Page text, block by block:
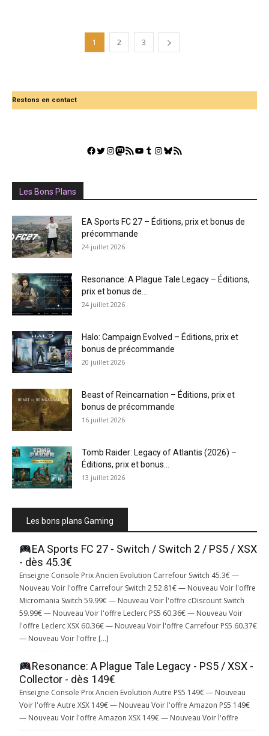
1 2 3
Restons en contact
Facebook
Twitter
Instagram
Mastodon
Flux RSSYouTube
Tumblr
Instagram
Bluesky
GestGame
Les Bons Plans
EA Sports FC 27 – Éditions, prix et bonus de
précommande
24 juillet 2026
Resonance: A Plague Tale Legacy – Éditions,
prix et bonus de...
24 juillet 2026
Halo: Campaign Evolved – Éditions, prix et
bonus de précommande
20 juillet 2026
Beast of Reincarnation – Éditions, prix et
bonus de précommande
16 juillet 2026
Tomb Raider: Legacy of Atlantis (2026) –
Éditions, prix et bonus...
13 juillet 2026
Les bons plans Gaming
EA Sports FC 27 - Switch / Switch 2 / PS5 / XSX
- dès 45.3€
Enseigne Console Prix Ancien Evolution Carrefour Switch 45.3€ —
Nouveau Voir l'offre Carrefour Switch 2 52.81€ — Nouveau Voir l'offre
Micromania Switch 59.99€ — Nouveau Voir l'offre cDiscount Switch
59.99€ — Nouveau Voir l'offre Leclerc PS5 60.36€ — Nouveau Voir
l'offre Leclerc XSX 60.36€ — Nouveau Voir l'offre Carrefour PS5 60.37€
— Nouveau Voir l'offre […]
Resonance: A Plague Tale Legacy - PS5 / XSX -
Collector - dès 149€
Enseigne Console Prix Ancien Evolution Autre PS5 149€ — Nouveau
Voir l'offre Autre XSX 149€ — Nouveau Voir l'offre Amazon PS5 149€
— Nouveau Voir l'offre Amazon XSX 149€ — Nouveau Voir l'offre